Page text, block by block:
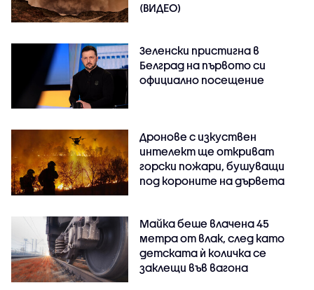
(ВИДЕО)
Зеленски пристигна в
Белград на първото си
официално посещение
Дронове с изкуствен
интелект ще откриват
горски пожари, бушуващи
под короните на дървета
Майка беше влачена 45
метра от влак, след като
детската ѝ количка се
заклещи във вагона